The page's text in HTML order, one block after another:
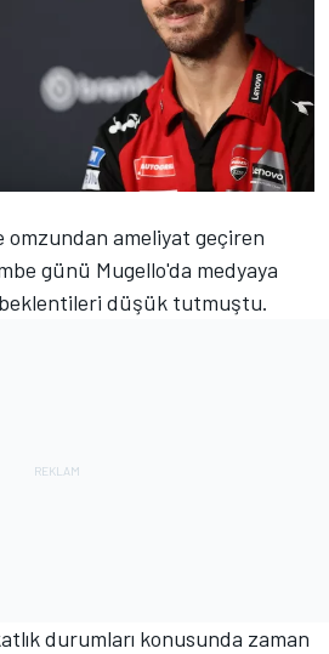
omzundan ameliyat geçiren
günü Mugello'da medyaya
beklentileri düşük tutmuştu.
durumları konusunda zaman